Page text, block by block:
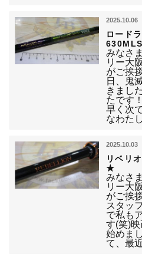
2025.10.06
ロード
みなさ
リー大
がご挨
日、鬼
きまし
たです
早く次
なわた
2025.10.03
リベリ
★
みなさ
リー大
がご挨
スタッ
で私も
す(笑)
始めま
て、最